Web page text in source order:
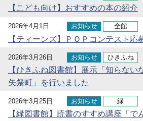
【こども向け】おすすめの本の紹介
2026年4月1日 お知らせ 全館
【ティーンズ】ＰＯＰコンテスト応
2026年3月26日 お知らせ ひきふね
【ひきふね図書館】展示「知らない
矢祭町」を行いました
2026年3月25日 お知らせ 緑
【緑図書館】読書のすすめ講座「で